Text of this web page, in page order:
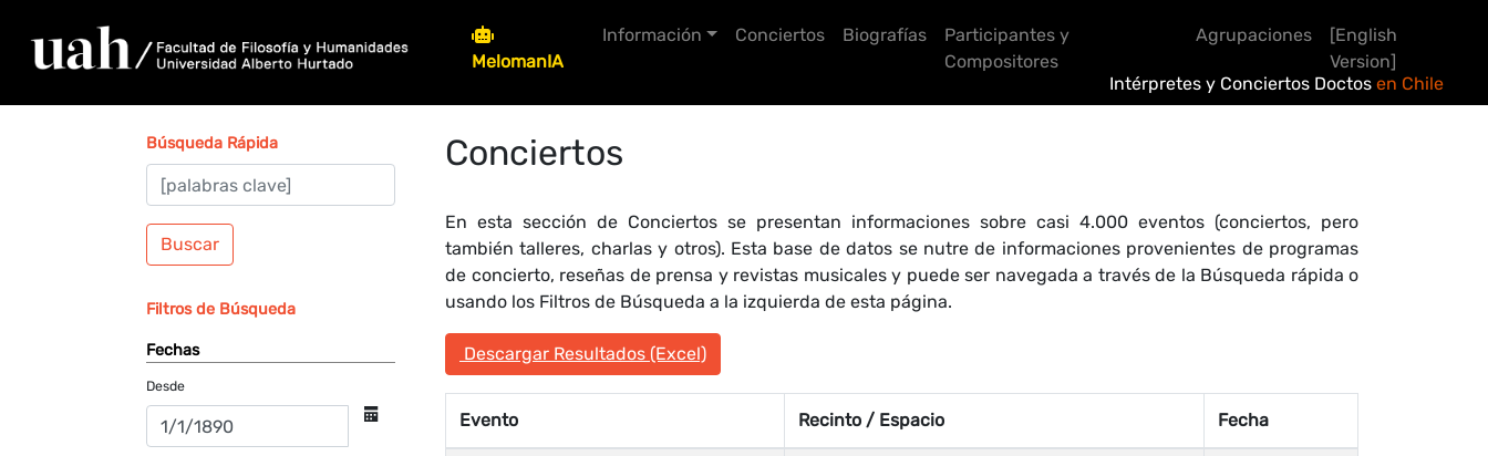
MelomanIA
Información Conciertos Biografías
Participantes y
Compositores
Agrupaciones
[English
Version]
Intérpretes y Conciertos Doctos en Chile
Búsqueda Rápida
Buscar
Filtros de Búsqueda
Fechas
Desde
Conciertos
En esta sección de Conciertos se presentan informaciones sobre casi 4.000 eventos (conciertos, pero
también talleres, charlas y otros). Esta base de datos se nutre de informaciones provenientes de programas
de concierto, reseñas de prensa y revistas musicales y puede ser navegada a través de la Búsqueda rápida o
usando los Filtros de Búsqueda a la izquierda de esta página.
Descargar Resultados (Excel)
Evento Recinto / Espacio Fecha